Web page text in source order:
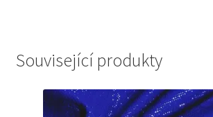
Související produkty